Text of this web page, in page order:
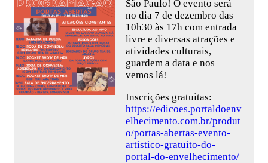
São Paulo! O evento será
no dia 7 de dezembro das
10h30 às 17h com entrada
livre e diversas atrações e
atividades culturais,
guardem a data e nos
vemos lá!
Inscrições gratuitas:
https://edicoes.portaldoenv
elhecimento.com.br/produt
o/portas-abertas-evento-
artistico-gratuito-do-
portal-do-envelhecimento/